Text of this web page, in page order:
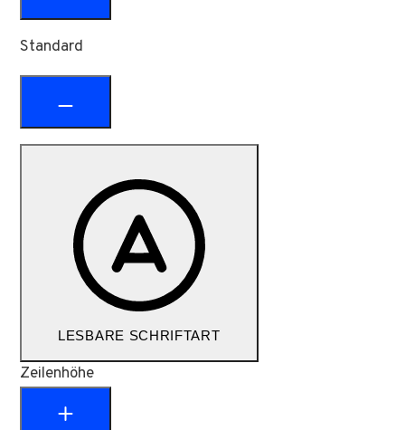
Standard
LESBARE SCHRIFTART
Zeilenhöhe